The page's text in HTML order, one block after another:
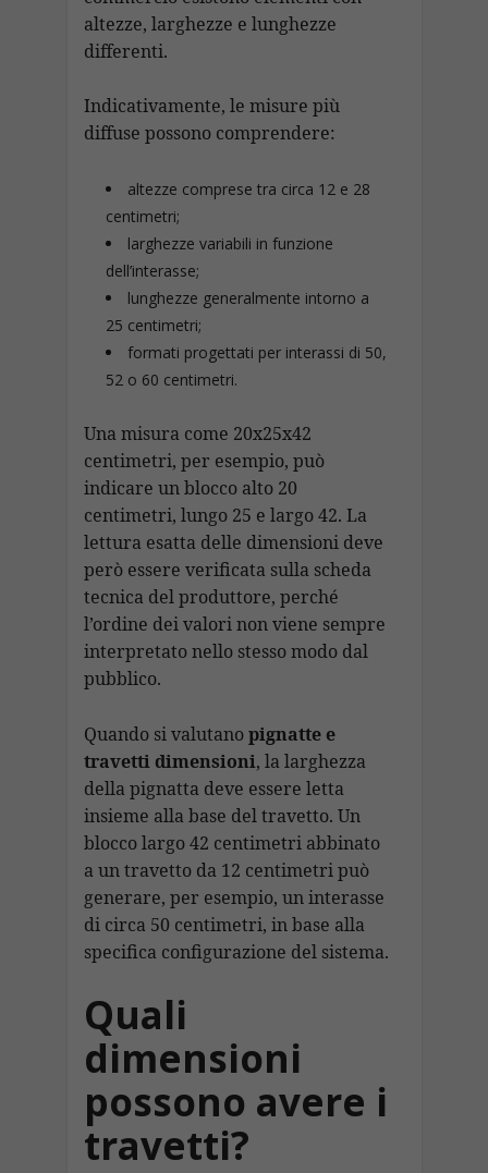
altezze, larghezze e lunghezze
differenti.
Indicativamente, le misure più
diffuse possono comprendere:
altezze comprese tra circa 12 e 28
centimetri;
larghezze variabili in funzione
dell’interasse;
lunghezze generalmente intorno a
25 centimetri;
formati progettati per interassi di 50,
52 o 60 centimetri.
Una misura come 20x25x42
centimetri, per esempio, può
indicare un blocco alto 20
centimetri, lungo 25 e largo 42. La
lettura esatta delle dimensioni deve
però essere verificata sulla scheda
tecnica del produttore, perché
l’ordine dei valori non viene sempre
interpretato nello stesso modo dal
pubblico.
Quando si valutanopignatte e
travetti dimensioni, la larghezza
della pignatta deve essere letta
insieme alla base del travetto. Un
blocco largo 42 centimetri abbinato
a un travetto da 12 centimetri può
generare, per esempio, un interasse
di circa 50 centimetri, in base alla
specifica configurazione del sistema.
Quali
dimensioni
possono avere i
travetti?